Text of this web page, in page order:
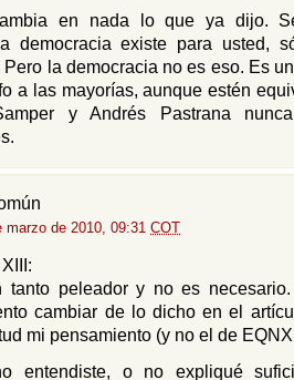
en nada lo que ya dijo.
democracia existe para usted,
Pero la democracia no es eso. Es
a las mayorías, aunque estén
y Andrés Pastrana
marzo de 2010, 09:31 COT
tanto peleador y no es
cambiar de lo dicho en el
mi pensamiento (y no el de
entendiste, o no expliqué